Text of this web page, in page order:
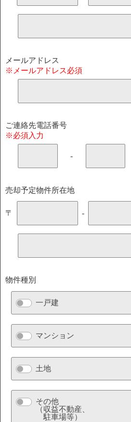
メールアドレス
※メールアドレス必須
ご連絡先電話番号
※必須入力
-
売却予定物件所在地
〒 -
物件種別
一戸建
マンション
土地
その他
（収益不動産、
駐車場等）